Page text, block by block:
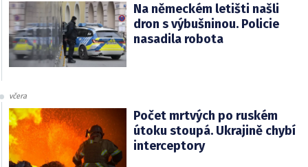
Na německém letišti našli
dron s výbušninou. Policie
nasadila robota
včera
Počet mrtvých po ruském
útoku stoupá. Ukrajině chybí
interceptory